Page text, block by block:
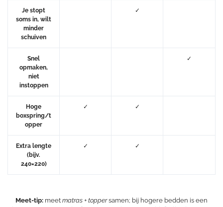
Je stopt
soms in, wilt
minder
schuiven
✓
Snel
opmaken,
niet
instoppen
✓
Hoge
boxspring/t
opper
✓ ✓
Extra lengte
(bijv.
240×220)
✓ ✓
Meet-tip: meet matras + toppersamen; bij hogere bedden is een